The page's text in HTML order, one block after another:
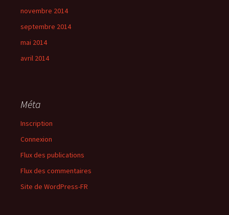
novembre 2014
septembre 2014
mai 2014
avril 2014
Méta
Inscription
Connexion
Flux des publications
Flux des commentaires
Site de WordPress-FR